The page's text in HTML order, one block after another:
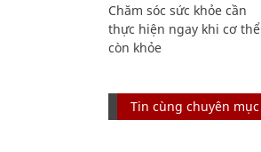
Chăm sóc sức khỏe cần
thực hiện ngay khi cơ thể
còn khỏe
Tin cùng chuyên mục